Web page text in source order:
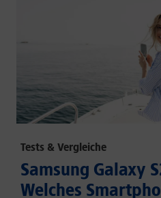
Tests & Vergleiche
Samsung Galaxy
Welches